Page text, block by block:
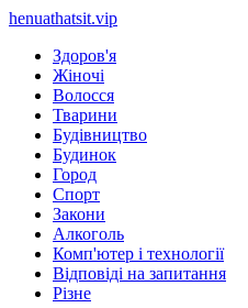
henuathatsit.vip
Здоров'я
Жіночі
Волосся
Тварини
Будівництво
Будинок
Город
Спорт
Закони
Алкоголь
Комп'ютер і технології
Відповіді на запитання
Різне